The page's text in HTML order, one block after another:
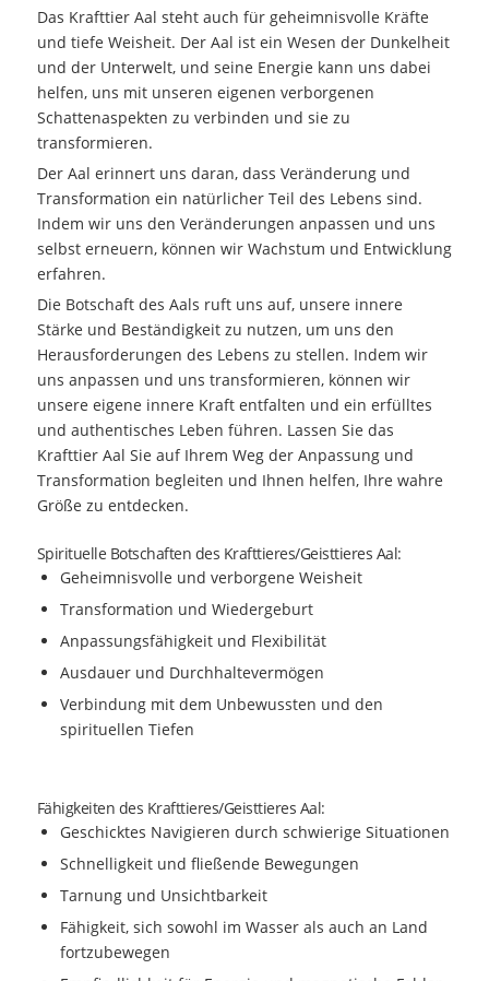
Das Krafttier Aal steht auch für geheimnisvolle Kräfte
und tiefe Weisheit. Der Aal ist ein Wesen der Dunkelheit
und der Unterwelt, und seine Energie kann uns dabei
helfen, uns mit unseren eigenen verborgenen
Schattenaspekten zu verbinden und sie zu
transformieren.
Der Aal erinnert uns daran, dass Veränderung und
Transformation ein natürlicher Teil des Lebens sind.
Indem wir uns den Veränderungen anpassen und uns
selbst erneuern, können wir Wachstum und Entwicklung
erfahren.
Die Botschaft des Aals ruft uns auf, unsere innere
Stärke und Beständigkeit zu nutzen, um uns den
Herausforderungen des Lebens zu stellen. Indem wir
uns anpassen und uns transformieren, können wir
unsere eigene innere Kraft entfalten und ein erfülltes
und authentisches Leben führen. Lassen Sie das
Krafttier Aal Sie auf Ihrem Weg der Anpassung und
Transformation begleiten und Ihnen helfen, Ihre wahre
Größe zu entdecken.
Spirituelle Botschaften des Krafttieres/Geisttieres Aal:
Geheimnisvolle und verborgene Weisheit
Transformation und Wiedergeburt
Anpassungsfähigkeit und Flexibilität
Ausdauer und Durchhaltevermögen
Verbindung mit dem Unbewussten und den
spirituellen Tiefen
Fähigkeiten des Krafttieres/Geisttieres Aal:
Geschicktes Navigieren durch schwierige Situationen
Schnelligkeit und fließende Bewegungen
Tarnung und Unsichtbarkeit
Fähigkeit, sich sowohl im Wasser als auch an Land
fortzubewegen